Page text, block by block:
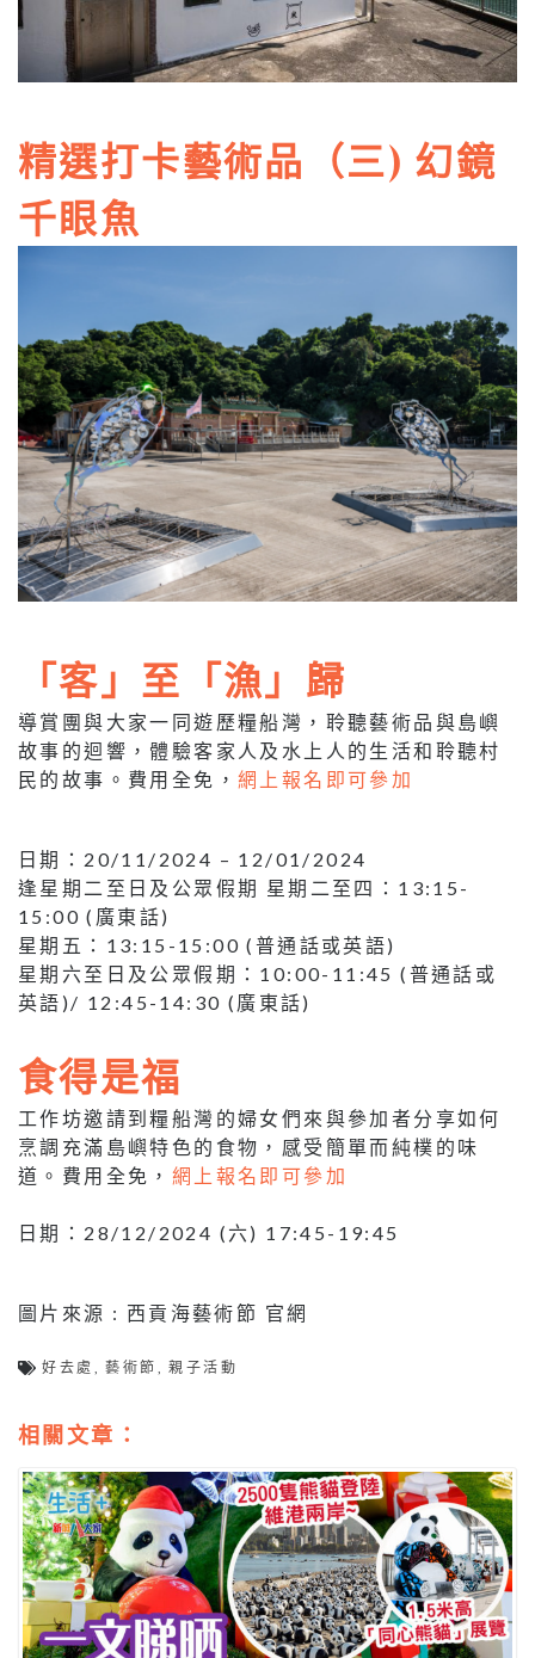
精選打卡藝術品（三) 幻鏡
千眼魚
「客」至「漁」歸
導賞團與大家一同遊歷糧船灣，聆聽藝術品與島嶼
故事的迴響，體驗客家人及水上人的生活和聆聽村
民的故事。費用全免， 網上報名即可參加
日期：20/11/2024 – 12/01/2024
逢星期二至日及公眾假期 星期二至四：13:15-
15:00 (廣東話)
星期五：13:15-15:00 (普通話或英語)
星期六至日及公眾假期：10:00-11:45 (普通話或
英語)/ 12:45-14:30 (廣東話)
食得是福
工作坊邀請到糧船灣的婦女們來與參加者分享如何
烹調充滿島嶼特色的食物，感受簡單而純樸的味
道。費用全免， 網上報名即可參加
日期：28/12/2024 (六) 17:45-19:45
圖片來源 : 西貢海藝術節 官網
好去處 ,藝術節 ,親子活動
相關文章：